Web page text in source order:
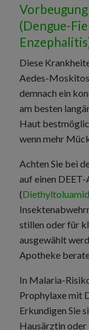
(Dengue-
Diese
Aedes-
demnach ein
am besten
Haut
wenn mehr
Achten Sie bei
auf einen
(Diethyltoluamid
stillen oder für
ausgewählt
Apotheke
In Malaria-
Prophylaxe mit
Erkundigen Sie
Hausärztin